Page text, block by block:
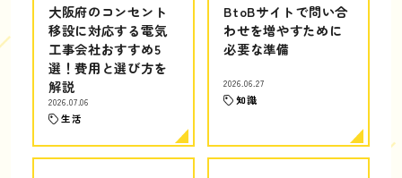
大阪府のコンセント
移設に対応する電気
工事会社おすすめ5
選！費用と選び方を
解説
2026.07.06
生活
BtoBサイトで問い合
わせを増やすために
必要な準備
2026.06.27
知識